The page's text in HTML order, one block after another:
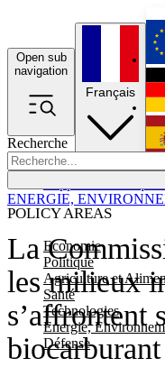
Open sub
navigation
Recherche
POLICY AREAS
Economie
Politique
Agriculture et
Santé
Technologies
Energie,
Défense
Français
La
les milieux
s’affrontent
biocarburant
ENERGIE,